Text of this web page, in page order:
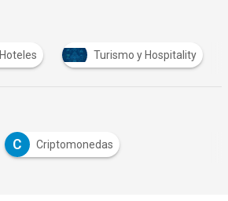
Hoteles Turismo y Hospitality
C Criptomonedas